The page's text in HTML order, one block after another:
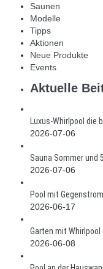
Saunen
Modelle
Tipps
Aktionen
Neue Produkte
Events
Aktuelle
Luxus-Whirlpool die
2026-07-06
Sauna Sommer und 5
2026-07-06
Pool mit
2026-06-17
Garten mit Whirlpool
2026-06-08